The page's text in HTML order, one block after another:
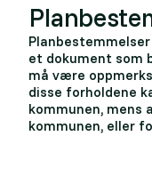
et dokument som
må være
disse forholdene
kommunen, mens
kommunen, eller